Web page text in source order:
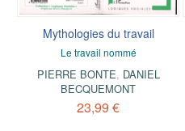
Mythologies du travail
Le travail nommé
PIERRE BONTE, DANIEL
BECQUEMONT
23,99 €